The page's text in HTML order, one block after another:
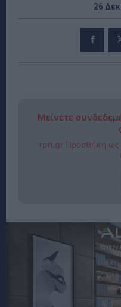
26
Μείνετε
rpn.gr Προσθήκη ως